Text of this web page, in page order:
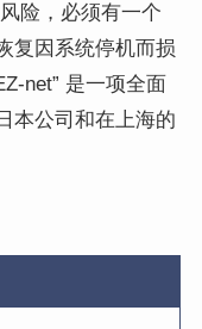
险，必须有一个
复因系统停机而损
net” 是一项全面
本公司和在上海的